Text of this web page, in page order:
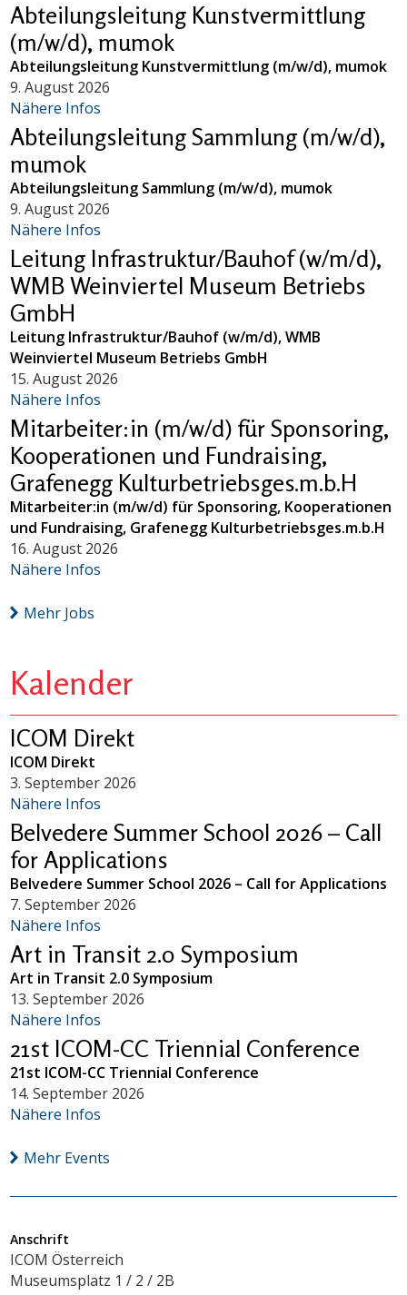
Abteilungsleitung Kunstvermittlung
(m/w/d), mumok
Abteilungsleitung Kunstvermittlung (m/w/d), mumok
9. August 2026
Nähere Infos
Abteilungsleitung Sammlung (m/w/d),
mumok
Abteilungsleitung Sammlung (m/w/d), mumok
9. August 2026
Nähere Infos
Leitung Infrastruktur/Bauhof (w/m/d),
WMB Weinviertel Museum Betriebs
GmbH
Leitung Infrastruktur/Bauhof (w/m/d), WMB
Weinviertel Museum Betriebs GmbH
15. August 2026
Nähere Infos
Mitarbeiter:in (m/w/d) für Sponsoring,
Kooperationen und Fundraising,
Grafenegg Kulturbetriebsges.m.b.H
Mitarbeiter:in (m/w/d) für Sponsoring, Kooperationen
und Fundraising, Grafenegg Kulturbetriebsges.m.b.H
16. August 2026
Nähere Infos
Mehr Jobs
Kalender
ICOM Direkt
ICOM Direkt
3. September 2026
Nähere Infos
Belvedere Summer School 2026 – Call
for Applications
Belvedere Summer School 2026 – Call for Applications
7. September 2026
Nähere Infos
Art in Transit 2.0 Symposium
Art in Transit 2.0 Symposium
13. September 2026
Nähere Infos
21st ICOM-CC Triennial Conference
21st ICOM-CC Triennial Conference
14. September 2026
Nähere Infos
Mehr Events
Anschrift
ICOM Österreich
Museumsplatz 1 / 2 / 2B